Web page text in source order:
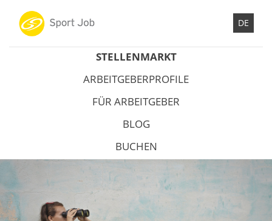
DE
STELLENMARKT
ARBEITGEBERPROFILE
FÜR ARBEITGEBER
BLOG
BUCHEN